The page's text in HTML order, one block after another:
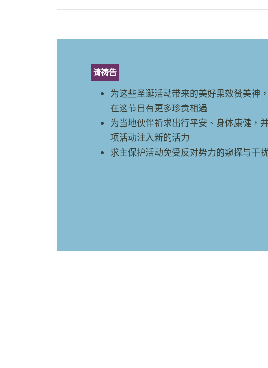
请祷告
为这些圣诞活动带来的美好果效赞美神
在这节日有更多珍贵相遇
为当地伙伴祈求出行平安、身体康健，
项活动注入新的活力
求主保护活动免受反对势力的窥探与干